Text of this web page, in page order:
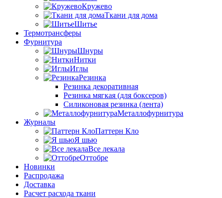
Кружево
Ткани для дома
Шитье
Термотрансферы
Фурнитура
Шнуры
Нитки
Иглы
Резинка
Резинка декоративная
Резинка мягкая (для боксеров)
Силиконовая резинка (лента)
Металлофурнитура
Журналы
Паттерн Кло
Я шью
Все лекала
Оттобре
Новинки
Распродажа
Доставка
Расчет расхода ткани